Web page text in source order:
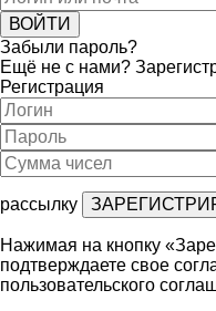
Забыли пароль?
Ещё не с нами?
Регистрация
рассылку
Нажимая на кнопку
подтверждаете свое
пользовательского